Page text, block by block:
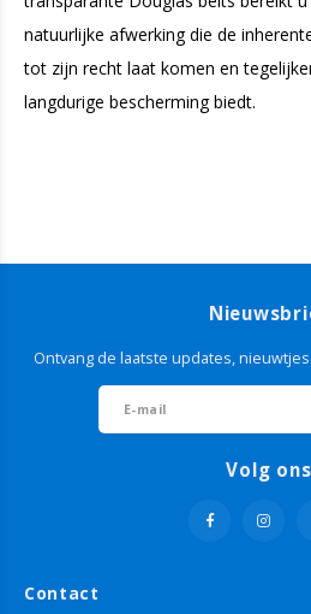
natuurlijke afwerking die de
tot zijn recht laat komen en
langdurige bescherming biedt.
Contact
Ontvang de laatste updates,
Volg ons